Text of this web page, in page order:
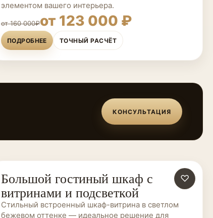
элементом вашего интерьера.
от 160 000₽от 123 000 ₽
ПОДРОБНЕЕ ТОЧНЫЙ РАСЧЁТ
КОНСУЛЬТАЦИЯ
ШКАФЫ НА ЗАКАЗ ♡
Большой гостиный шкаф с
витринами и подсветкой
Стильный встроенный шкаф-витрина в светлом
бежевом оттенке — идеальное решение для